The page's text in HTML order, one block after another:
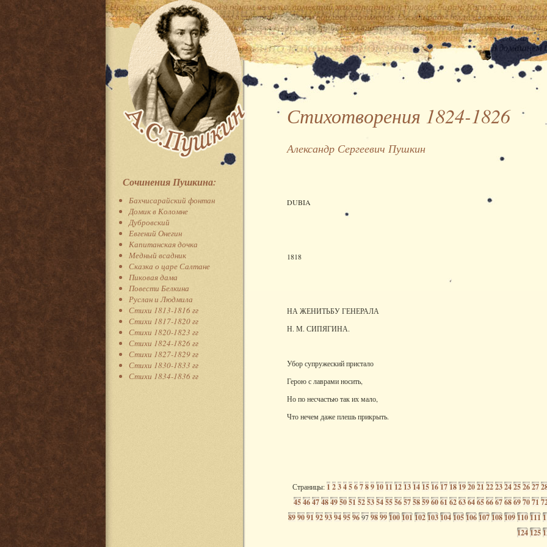
Сочинения Пушкина:
Бахчисарайский фонтан
Домик в Коломне
Дубровский
Евгений Онегин
Капитанская дочка
Медный всадник
Сказка о царе Салтане
Пиковая дама
Повести Белкина
Руслан и Людмила
Стихи 1813-1816 гг
Стихи 1817-1820 гг
Стихи 1820-1823 гг
Стихи 1824-1826 гг
Стихи 1827-1829 гг
Стихи 1830-1833 гг
Стихи 1834-1836 гг
Стихотворения 1824-1826
Александр Сергеевич Пушкин
DUBIA
1818
НА ЖЕНИТЬБУ ГЕНЕРАЛА
Н. М. СИПЯГИНА.
Убор супружеский пристало
Герою с лаврами носить,
Но по несчастью так их мало,
Что нечем даже плешь прикрыть.
Страницы:1 23456789101112131415161718192021222324252627
454647484950515253545556575859606162636465666768697071
8990919293949596979899100101102103104105106107108109110111
124125